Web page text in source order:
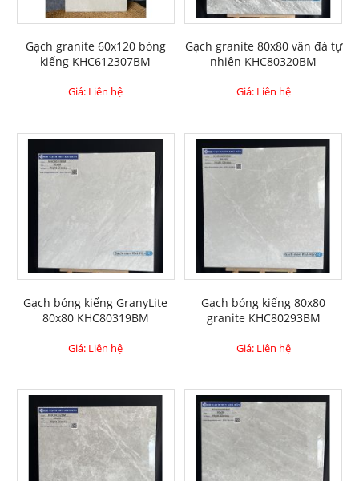
Gạch granite 60x120 bóng
kiếng KHC612307BM
Giá: Liên hệ
Gạch granite 80x80 vân đá tự
nhiên KHC80320BM
Giá: Liên hệ
Gạch bóng kiếng GranyLite
80x80 KHC80319BM
Giá: Liên hệ
Gạch bóng kiếng 80x80
granite KHC80293BM
Giá: Liên hệ